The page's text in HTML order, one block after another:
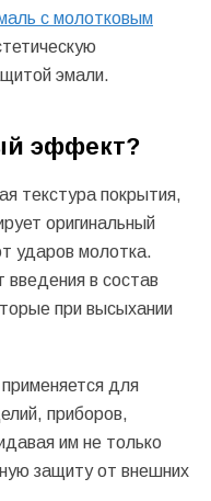
с молотковым
эмали.
эффект?
текстура покрытия,
оригинальный
ударов молотка.
введения в состав
при высыхании
для
приборов,
им не только
защиту от внешних